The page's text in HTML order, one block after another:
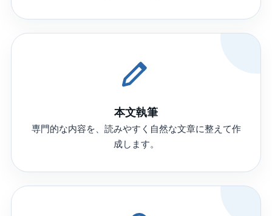
本文執筆
専門的な内容を、読みやすく自然な文章に整えて作
成します。